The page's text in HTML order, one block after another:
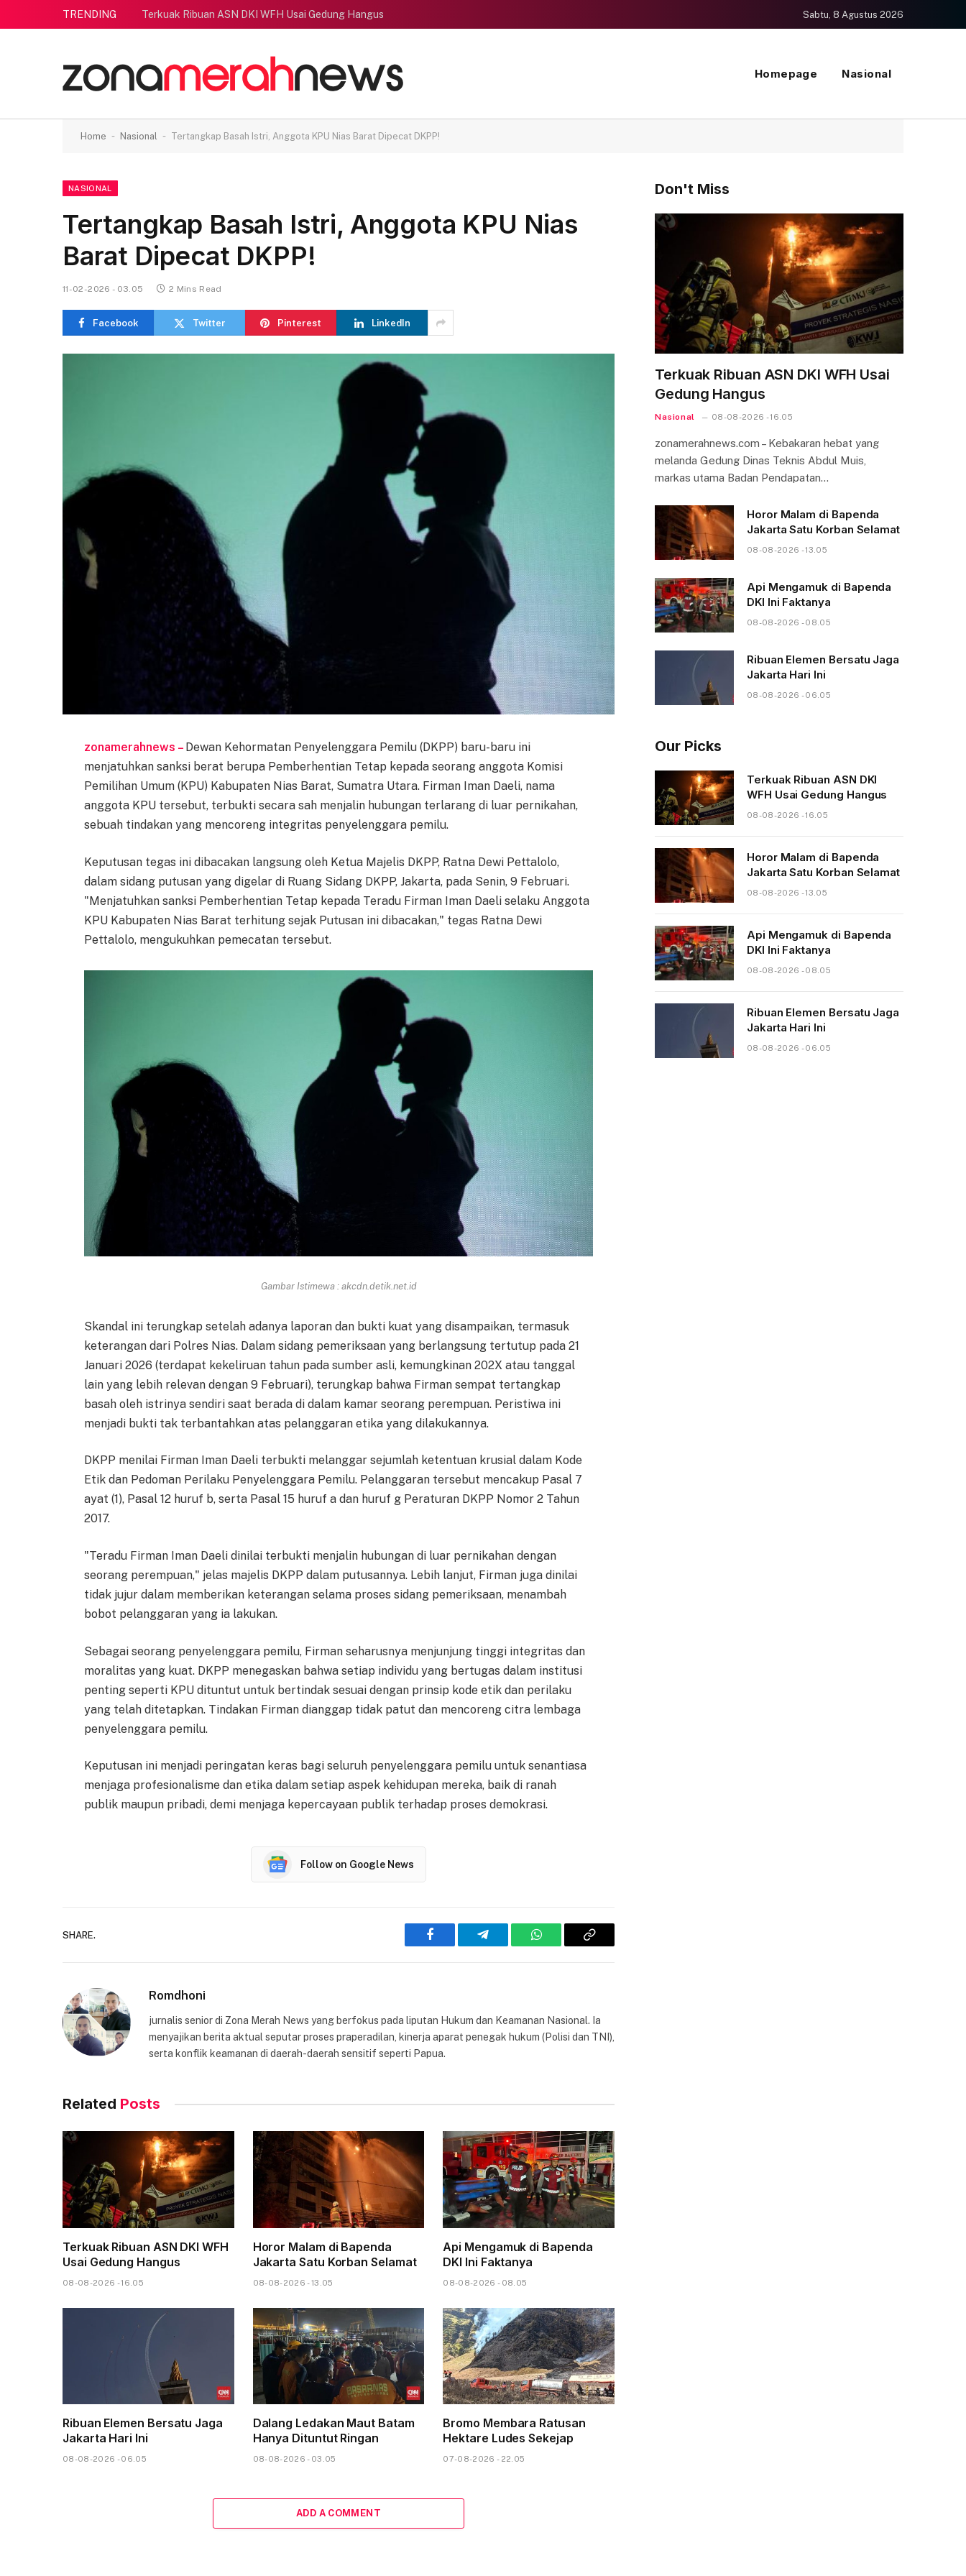
TRENDING Terkuak Ribuan ASN DKI WFH Usai Gedung Hangus Sabtu, 8 Agustus 2026
Homepage Nasional
Home - Nasional - Tertangkap Basah Istri, Anggota KPU Nias Barat Dipecat DKPP!
NASIONAL
Tertangkap Basah Istri, Anggota KPU Nias
Barat Dipecat DKPP!
11-02-2026 - 03.05 2 Mins Read
Facebook Twitter Pinterest LinkedIn
zonamerahnews – Dewan Kehormatan Penyelenggara Pemilu (DKPP) baru-baru ini
menjatuhkan sanksi berat berupa Pemberhentian Tetap kepada seorang anggota Komisi
Pemilihan Umum (KPU) Kabupaten Nias Barat, Sumatra Utara. Firman Iman Daeli, nama
anggota KPU tersebut, terbukti secara sah menjalin hubungan terlarang di luar pernikahan,
sebuah tindakan yang mencoreng integritas penyelenggara pemilu.
Keputusan tegas ini dibacakan langsung oleh Ketua Majelis DKPP, Ratna Dewi Pettalolo,
dalam sidang putusan yang digelar di Ruang Sidang DKPP, Jakarta, pada Senin, 9 Februari.
"Menjatuhkan sanksi Pemberhentian Tetap kepada Teradu Firman Iman Daeli selaku Anggota
KPU Kabupaten Nias Barat terhitung sejak Putusan ini dibacakan," tegas Ratna Dewi
Pettalolo, mengukuhkan pemecatan tersebut.
Gambar Istimewa : akcdn.detik.net.id
Skandal ini terungkap setelah adanya laporan dan bukti kuat yang disampaikan, termasuk
keterangan dari Polres Nias. Dalam sidang pemeriksaan yang berlangsung tertutup pada 21
Januari 2026 (terdapat kekeliruan tahun pada sumber asli, kemungkinan 202X atau tanggal
lain yang lebih relevan dengan 9 Februari), terungkap bahwa Firman sempat tertangkap
basah oleh istrinya sendiri saat berada di dalam kamar seorang perempuan. Peristiwa ini
menjadi bukti tak terbantahkan atas pelanggaran etika yang dilakukannya.
DKPP menilai Firman Iman Daeli terbukti melanggar sejumlah ketentuan krusial dalam Kode
Etik dan Pedoman Perilaku Penyelenggara Pemilu. Pelanggaran tersebut mencakup Pasal 7
ayat (1), Pasal 12 huruf b, serta Pasal 15 huruf a dan huruf g Peraturan DKPP Nomor 2 Tahun
2017.
"Teradu Firman Iman Daeli dinilai terbukti menjalin hubungan di luar pernikahan dengan
seorang perempuan," jelas majelis DKPP dalam putusannya. Lebih lanjut, Firman juga dinilai
tidak jujur dalam memberikan keterangan selama proses sidang pemeriksaan, menambah
bobot pelanggaran yang ia lakukan.
Sebagai seorang penyelenggara pemilu, Firman seharusnya menjunjung tinggi integritas dan
moralitas yang kuat. DKPP menegaskan bahwa setiap individu yang bertugas dalam institusi
penting seperti KPU dituntut untuk bertindak sesuai dengan prinsip kode etik dan perilaku
yang telah ditetapkan. Tindakan Firman dianggap tidak patut dan mencoreng citra lembaga
penyelenggara pemilu.
Keputusan ini menjadi peringatan keras bagi seluruh penyelenggara pemilu untuk senantiasa
menjaga profesionalisme dan etika dalam setiap aspek kehidupan mereka, baik di ranah
publik maupun pribadi, demi menjaga kepercayaan publik terhadap proses demokrasi.
Follow on Google News
SHARE.
Facebook Telegram WhatsAppCopy
Romdhoni
jurnalis senior di Zona Merah News yang berfokus pada liputan Hukum dan Keamanan Nasional. Ia
menyajikan berita aktual seputar proses praperadilan, kinerja aparat penegak hukum (Polisi dan TNI),
serta konflik keamanan di daerah-daerah sensitif seperti Papua.
Related Posts
Terkuak Ribuan ASN DKI WFH
Usai Gedung Hangus
08-08-2026 - 16.05
Horor Malam di Bapenda
Jakarta Satu Korban Selamat
08-08-2026 - 13.05
Api Mengamuk di Bapenda
DKI Ini Faktanya
08-08-2026 - 08.05
Ribuan Elemen Bersatu Jaga
Jakarta Hari Ini
08-08-2026 - 06.05
Dalang Ledakan Maut Batam
Hanya Dituntut Ringan
08-08-2026 - 03.05
Bromo Membara Ratusan
Hektare Ludes Sekejap
07-08-2026 - 22.05
ADD A COMMENT
Don't Miss
Terkuak Ribuan ASN DKI WFH Usai
Gedung Hangus
Nasional 08-08-2026 - 16.05
zonamerahnews.com – Kebakaran hebat yang
melanda Gedung Dinas Teknis Abdul Muis,
markas utama Badan Pendapatan…
Horor Malam di Bapenda
Jakarta Satu Korban Selamat
08-08-2026 - 13.05
Api Mengamuk di Bapenda
DKI Ini Faktanya
08-08-2026 - 08.05
Ribuan Elemen Bersatu Jaga
Jakarta Hari Ini
08-08-2026 - 06.05
Our Picks
Terkuak Ribuan ASN DKI
WFH Usai Gedung Hangus
08-08-2026 - 16.05
Horor Malam di Bapenda
Jakarta Satu Korban Selamat
08-08-2026 - 13.05
Api Mengamuk di Bapenda
DKI Ini Faktanya
08-08-2026 - 08.05
Ribuan Elemen Bersatu Jaga
Jakarta Hari Ini
08-08-2026 - 06.05